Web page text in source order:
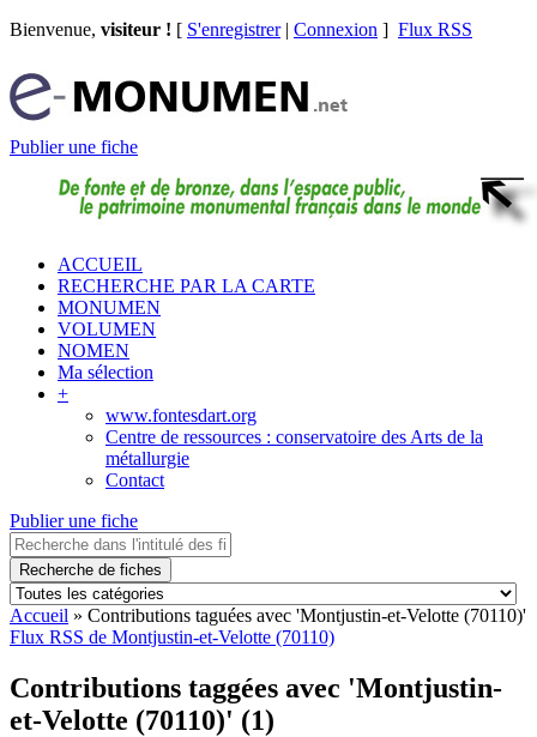
Bienvenue, visiteur ! [ S'enregistrer| Connexion ] Flux RSS
Publier une fiche
ACCUEIL
RECHERCHE PAR LA CARTE
MONUMEN
VOLUMEN
NOMEN
Ma sélection
+
www.fontesdart.org
Centre de ressources : conservatoire des Arts de la
métallurgie
Contact
Publier une fiche
Recherche de fiches
Accueil » Contributions taguées avec 'Montjustin-et-Velotte (70110)'
Flux RSS de Montjustin-et-Velotte (70110)
Contributions taggées avec 'Montjustin-
et-Velotte (70110)' (1)